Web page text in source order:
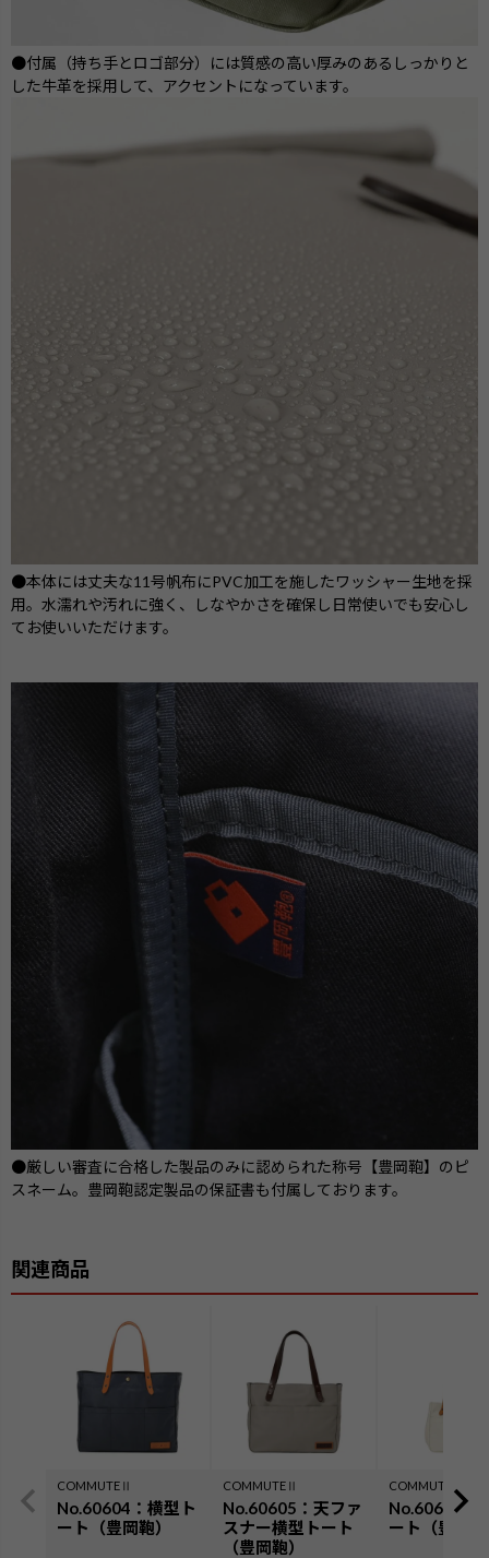
●付属（持ち手とロゴ部分）には質感の高い厚みのあるしっかりと
した牛革を採用して、アクセントになっています。
●本体には丈夫な11号帆布にPVC加工を施したワッシャー生地を採
用。水濡れや汚れに強く、しなやかさを確保し日常使いでも安心し
てお使いいただけます。
●厳しい審査に合格した製品のみに認められた称号【豊岡鞄】のピ
スネーム。豊岡鞄認定製品の保証書も付属しております。
COMMUTEⅡ
No.60604：横型ト
ート（豊岡鞄）
COMMUTEⅡ
No.60605：天ファ
スナー横型トート
（豊岡鞄）
COMMUTEⅡ
No.60607：
ート（豊岡